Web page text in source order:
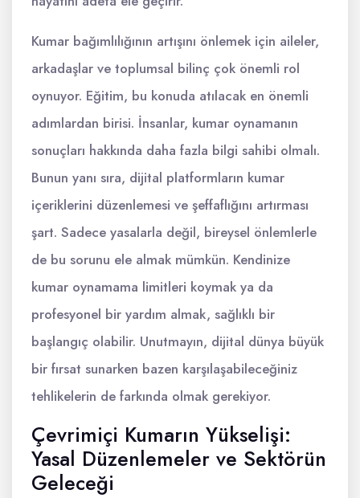
Kumar bağımlılığının artışını önlemek için aileler,
arkadaşlar ve toplumsal bilinç çok önemli rol
oynuyor. Eğitim, bu konuda atılacak en önemli
adımlardan birisi. İnsanlar, kumar oynamanın
sonuçları hakkında daha fazla bilgi sahibi olmalı.
Bunun yanı sıra, dijital platformların kumar
içeriklerini düzenlemesi ve şeffaflığını artırması
şart. Sadece yasalarla değil, bireysel önlemlerle
de bu sorunu ele almak mümkün. Kendinize
kumar oynamama limitleri koymak ya da
profesyonel bir yardım almak, sağlıklı bir
başlangıç olabilir. Unutmayın, dijital dünya büyük
bir fırsat sunarken bazen karşılaşabileceğiniz
tehlikelerin de farkında olmak gerekiyor.
Çevrimiçi Kumarın Yükselişi:
Yasal Düzenlemeler ve Sektörün
Geleceği